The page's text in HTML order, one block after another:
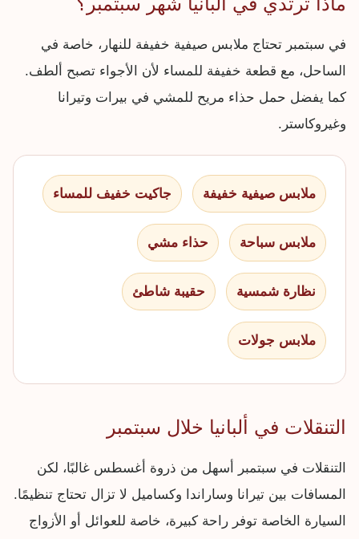
في سبتمبر تحتاج ملابس صيفية خفيفة للنهار، خاصة في
الساحل، مع قطعة خفيفة للمساء لأن الأجواء تصبح ألطف.
كما يفضل حمل حذاء مريح للمشي في بيرات وتيرانا
وغيروكاستر.
ملابس صيفية خفيفة جاكيت خفيف للمساء
ملابس سباحة حذاء مشي
نظارة شمسية حقيبة شاطئ
ملابس جولات
التنقلات في ألبانيا خلال سبتمبر
التنقلات في سبتمبر أسهل من ذروة أغسطس غالبًا، لكن
المسافات بين تيرانا وساراندا وكساميل لا تزال تحتاج تنظيمًا.
السيارة الخاصة توفر راحة كبيرة، خاصة للعوائل أو الأزواج